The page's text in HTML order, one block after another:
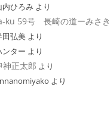
内ひろみ より
ku 59号 長崎の道ーみさ
田弘美 より
ンター より
神正太郎 より
より